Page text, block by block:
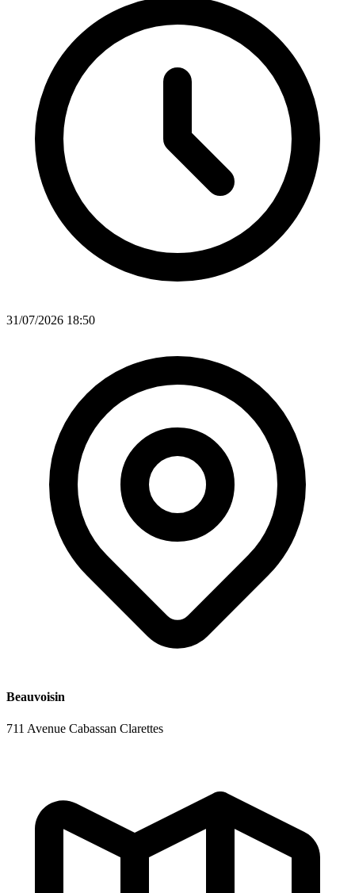
31/07/2026 18:50
Beauvoisin
711 Avenue Cabassan Clarettes